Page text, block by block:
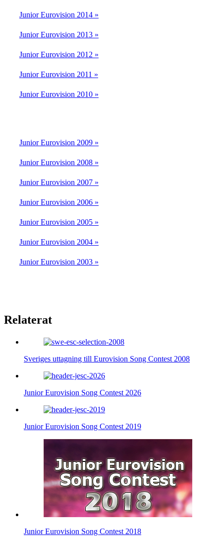
Junior Eurovision 2014 »
Junior Eurovision 2013 »
Junior Eurovision 2012 »
Junior Eurovision 2011 »
Junior Eurovision 2010 »
Junior Eurovision 2009 »
Junior Eurovision 2008 »
Junior Eurovision 2007 »
Junior Eurovision 2006 »
Junior Eurovision 2005 »
Junior Eurovision 2004 »
Junior Eurovision 2003 »
Relaterat
Sveriges uttagning till Eurovision Song Contest 2008
Junior Eurovision Song Contest 2026
Junior Eurovision Song Contest 2019
Junior Eurovision Song Contest 2018